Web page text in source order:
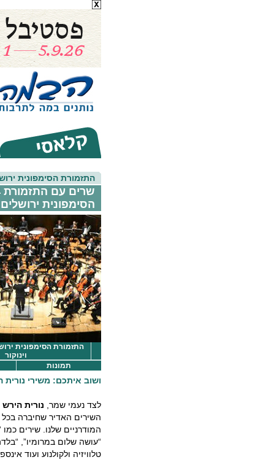
התזמורת הסימפונית
הסימפונית ירושלים
התזמורת הסימפונית
וינוקור
תמונות
ושוב איתכם: משירי נורית
לצד נעמי שמר, נורית הירש
השירים האדיר שחיברה
המודרניים שלנו. שירים
“עושה שלום במרומיו”,
טלוויזיה ולקולנוע ועוד